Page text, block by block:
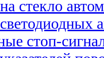
стекло
стоп-